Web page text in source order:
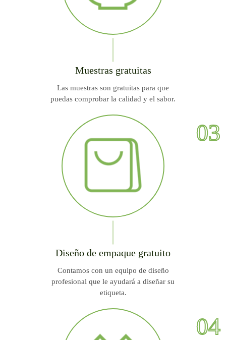
Muestras gratuitas
Las muestras son gratuitas para que
puedas comprobar la calidad y el sabor.
03
Diseño de empaque gratuito
Contamos con un equipo de diseño
profesional que le ayudará a diseñar su
etiqueta.
04